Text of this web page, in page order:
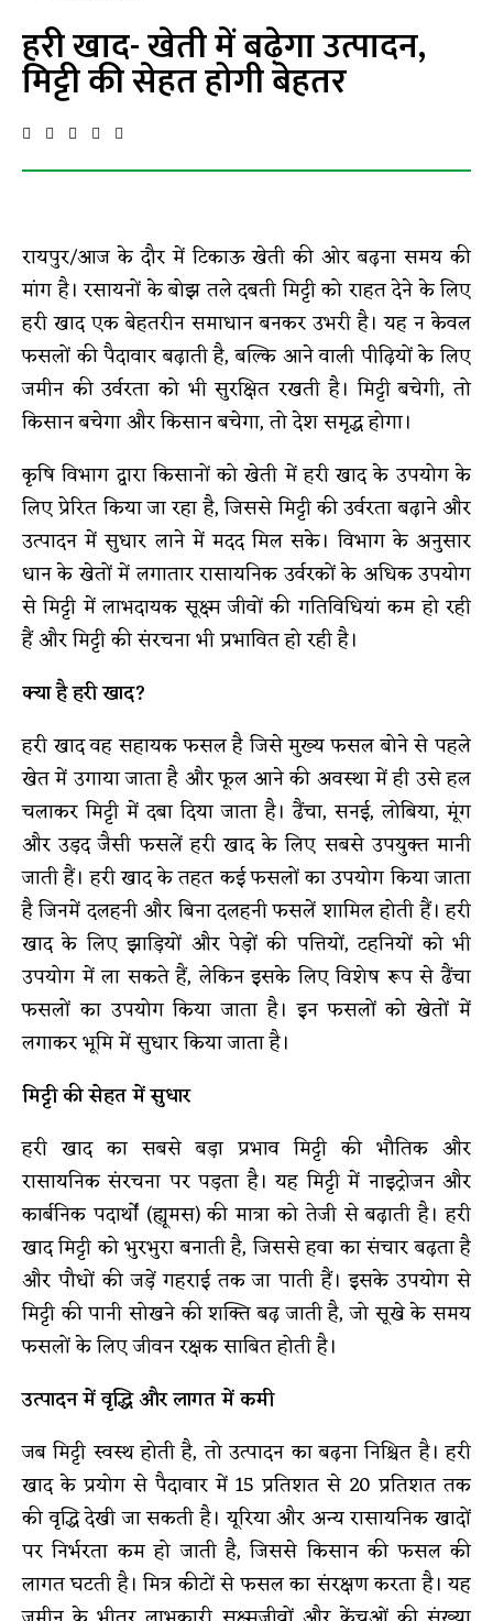
हरी खाद- खेती में बढ़ेगा उत्पादन,
मिट्टी की सेहत होगी बेहतर
रायपुर/आज के दौर में टिकाऊ खेती की ओर बढ़ना समय की
मांग है। रसायनों के बोझ तले दबती मिट्टी को राहत देने के लिए
हरी खाद एक बेहतरीन समाधान बनकर उभरी है। यह न केवल
फसलों की पैदावार बढ़ाती है, बल्कि आने वाली पीढ़ियों के लिए
जमीन की उर्वरता को भी सुरक्षित रखती है। मिट्टी बचेगी, तो
किसान बचेगा और किसान बचेगा, तो देश समृद्ध होगा।
कृषि विभाग द्वारा किसानों को खेती में हरी खाद के उपयोग के
लिए प्रेरित किया जा रहा है, जिससे मिट्टी की उर्वरता बढ़ाने और
उत्पादन में सुधार लाने में मदद मिल सके। विभाग के अनुसार
धान के खेतों में लगातार रासायनिक उर्वरकों के अधिक उपयोग
से मिट्टी में लाभदायक सूक्ष्म जीवों की गतिविधियां कम हो रही
हैं और मिट्टी की संरचना भी प्रभावित हो रही है।
क्या है हरी खाद?
हरी खाद वह सहायक फसल है जिसे मुख्य फसल बोने से पहले
खेत में उगाया जाता है और फूल आने की अवस्था में ही उसे हल
चलाकर मिट्टी में दबा दिया जाता है। ढैंचा, सनई, लोबिया, मूंग
और उड़द जैसी फसलें हरी खाद के लिए सबसे उपयुक्त मानी
जाती हैं। हरी खाद के तहत कई फसलों का उपयोग किया जाता
है जिनमें दलहनी और बिना दलहनी फसलें शामिल होती हैं। हरी
खाद के लिए झाड़ियों और पेड़ों की पत्तियों, टहनियों को भी
उपयोग में ला सकते हैं, लेकिन इसके लिए विशेष रूप से ढैंचा
फसलों का उपयोग किया जाता है। इन फसलों को खेतों में
लगाकर भूमि में सुधार किया जाता है।
मिट्टी की सेहत में सुधार
हरी खाद का सबसे बड़ा प्रभाव मिट्टी की भौतिक और
रासायनिक संरचना पर पड़ता है। यह मिट्टी में नाइट्रोजन और
कार्बनिक पदार्थों (ह्यूमस) की मात्रा को तेजी से बढ़ाती है। हरी
खाद मिट्टी को भुरभुरा बनाती है, जिससे हवा का संचार बढ़ता है
और पौधों की जड़ें गहराई तक जा पाती हैं। इसके उपयोग से
मिट्टी की पानी सोखने की शक्ति बढ़ जाती है, जो सूखे के समय
फसलों के लिए जीवन रक्षक साबित होती है।
उत्पादन में वृद्धि और लागत में कमी
जब मिट्टी स्वस्थ होती है, तो उत्पादन का बढ़ना निश्चित है। हरी
खाद के प्रयोग से पैदावार में 15 प्रतिशत से 20 प्रतिशत तक
की वृद्धि देखी जा सकती है। यूरिया और अन्य रासायनिक खादों
पर निर्भरता कम हो जाती है, जिससे किसान की फसल की
लागत घटती है। मित्र कीटों से फसल का संरक्षण करता है। यह